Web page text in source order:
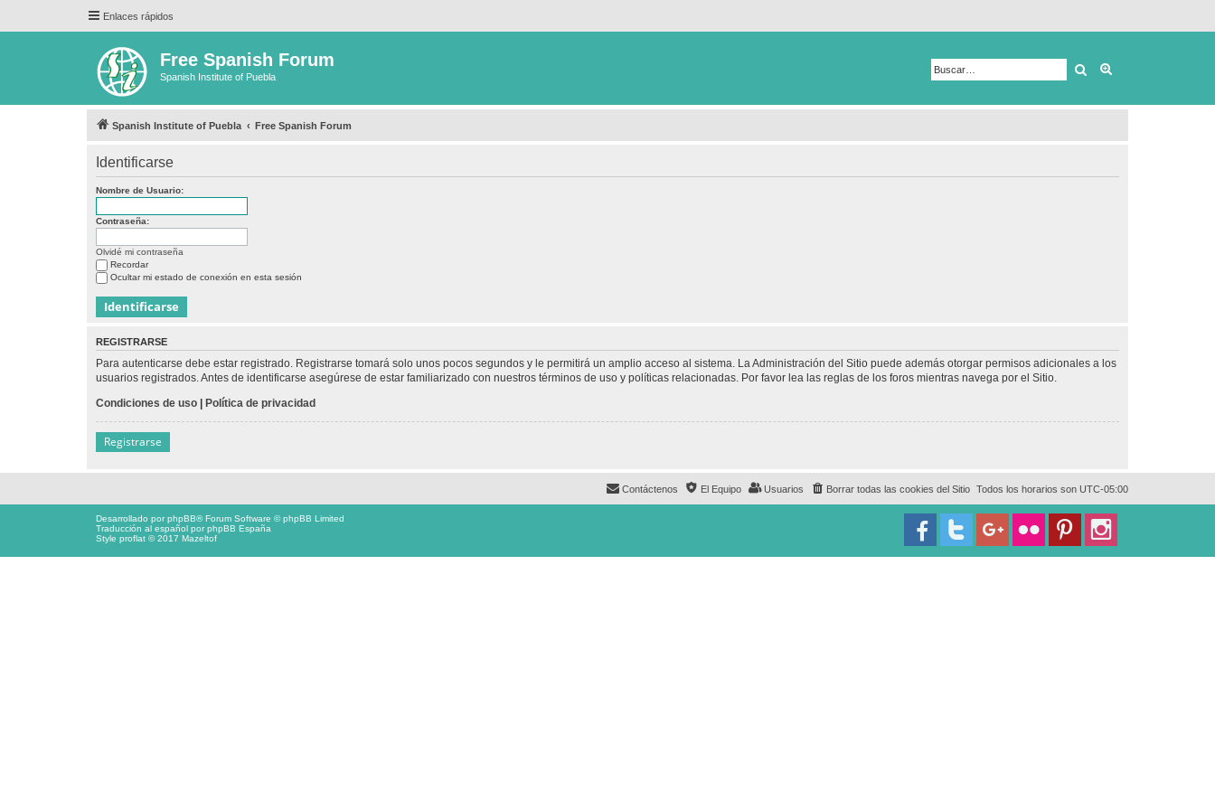
Enlaces rápidos
Free Spanish Forum
Spanish Institute of Puebla Buscar
Spanish Institute of Puebla Free Spanish Forum
Identificarse
Nombre de Usuario:
Contraseña:
Olvidé mi contraseña
Recordar
Ocultar mi estado de conexión en esta sesión
REGISTRARSE
Para autenticarse debe estar registrado. Registrarse tomará solo unos pocos segundos y le permitirá un amplio acceso al sistema. La Administración del Sitio puede además otorgar permisos adicionales a los
usuarios registrados. Antes de identificarse asegúrese de estar familiarizado con nuestros términos de uso y políticas relacionadas. Por favor lea las reglas de los foros mientras navega por el Sitio.
Condiciones de uso | Política de privacidad
Registrarse
Todos los horarios son UTC-05:00
Borrar todas las cookies del Sitio
Usuarios
El Equipo
Contáctenos
Desarrollado porphpBB® Forum Software © phpBB Limited
Traducción al español porphpBB España
Style proflat © 2017 Mazeltof